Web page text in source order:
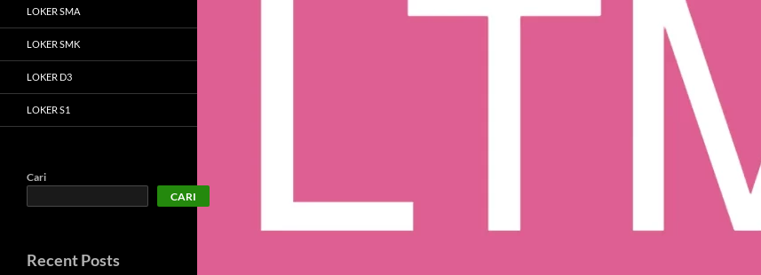
LOKER SMA
LOKER SMK
LOKER D3
LOKER S1
Cari
CARI
Recent Posts